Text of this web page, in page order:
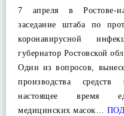
7 апреля в Ростове-
заседание штаба по
коронавирусной
губернатор Ростовской
Один из вопросов,
производства
настоящее время
медицинских масок…